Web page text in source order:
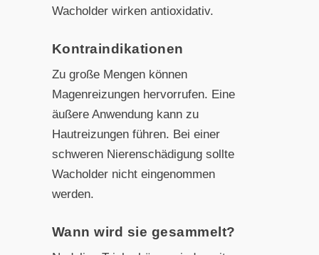
Wacholder wirken antioxidativ.
Kontraindikationen
Zu große Mengen können
Magenreizungen hervorrufen. Eine
äußere Anwendung kann zu
Hautreizungen führen. Bei einer
schweren Nierenschädigung sollte
Wacholder nicht eingenommen
werden.
Wann wird sie gesammelt?